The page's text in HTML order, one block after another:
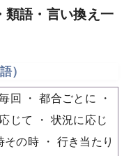
類語・言い換え一
）
回
都合ごとに
じて
状況に応じ
その時
行き当たり